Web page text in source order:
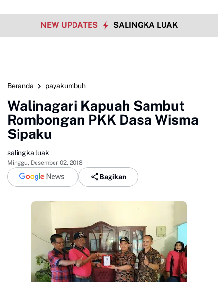
NEW UPDATES SALINGKA LUAK
Beranda payakumbuh
Walinagari Kapuah Sambut
Rombongan PKK Dasa Wisma
Sipaku
salingka luak
Minggu, Desember 02, 2018
Bagikan